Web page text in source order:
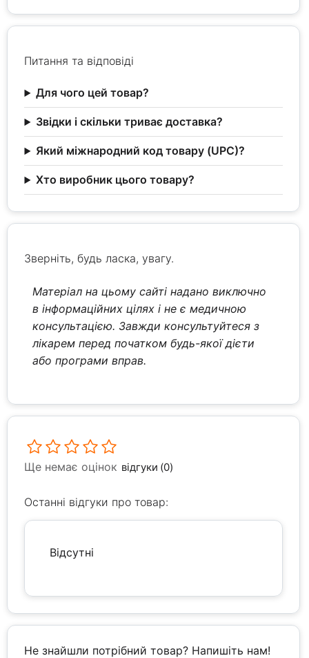
Питання та відповіді
Для чого цей товар?
Звідки і скільки триває доставка?
Який міжнародний код товару (UPC)?
Хто виробник цього товару?
Зверніть, будь ласка, увагу.
Матеріал на цьому сайті надано виключно
в інформаційних цілях і не є медичною
консультацією. Завжди консультуйтеся з
лікарем перед початком будь-якої дієти
або програми вправ.
Ще немає оцінок відгуки (0)
Останні відгуки про товар:
Відсутні
Не знайшли потрібний товар? Напишіть нам!